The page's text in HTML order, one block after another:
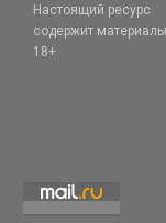
Настоящий ресурс
содержит
18+